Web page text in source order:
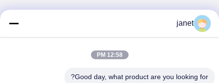
janet
12:58 PM
Good day, what product are you looking for?